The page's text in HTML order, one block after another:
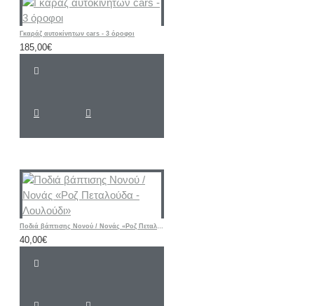
Γκαράζ αυτοκίνητων cars - 3 όροφοι
185,00€
Ποδιά βάπτισης Νονού / Νονάς «Ροζ Πεταλούδα - Λουλούδι»
40,00€